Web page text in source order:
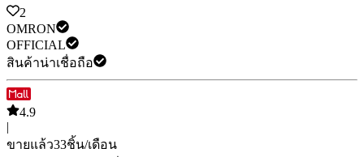
2
OMRON
OFFICIAL
สินค้าน่าเชื่อถือ
4.9
|
ขายแล้ว33ชิ้น/เดือน